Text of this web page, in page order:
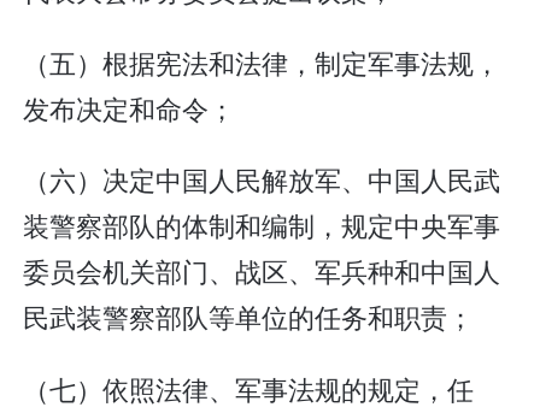
（五）根据宪法和法律，制定军事法规，
发布决定和命令；
（六）决定中国人民解放军、中国人民武
装警察部队的体制和编制，规定中央军事
委员会机关部门、战区、军兵种和中国人
民武装警察部队等单位的任务和职责；
（七）依照法律、军事法规的规定，任